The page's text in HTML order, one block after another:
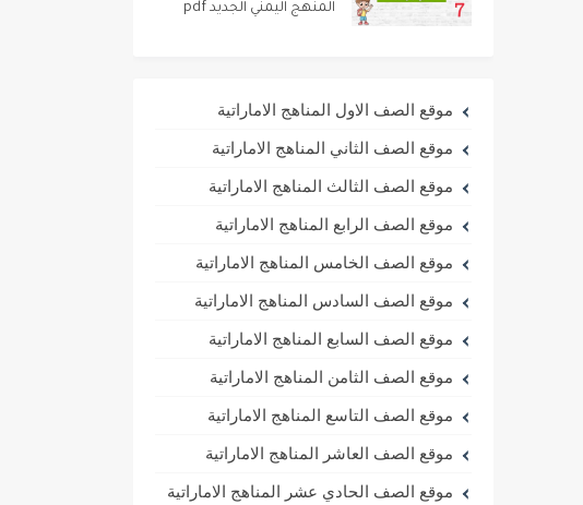
المنهج اليمني الجديد pdf
موقع الصف الاول المناهج الاماراتية
موقع الصف الثاني المناهج الاماراتية
موقع الصف الثالث المناهج الاماراتية
موقع الصف الرابع المناهج الاماراتية
موقع الصف الخامس المناهج الاماراتية
موقع الصف السادس المناهج الاماراتية
موقع الصف السابع المناهج الاماراتية
موقع الصف الثامن المناهج الاماراتية
موقع الصف التاسع المناهج الاماراتية
موقع الصف العاشر المناهج الاماراتية
موقع الصف الحادي عشر المناهج الاماراتية